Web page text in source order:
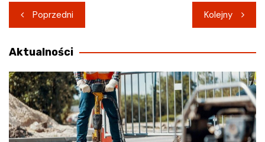
Nawigacja
wpisu
Poprzedni Kolejny
Aktualności